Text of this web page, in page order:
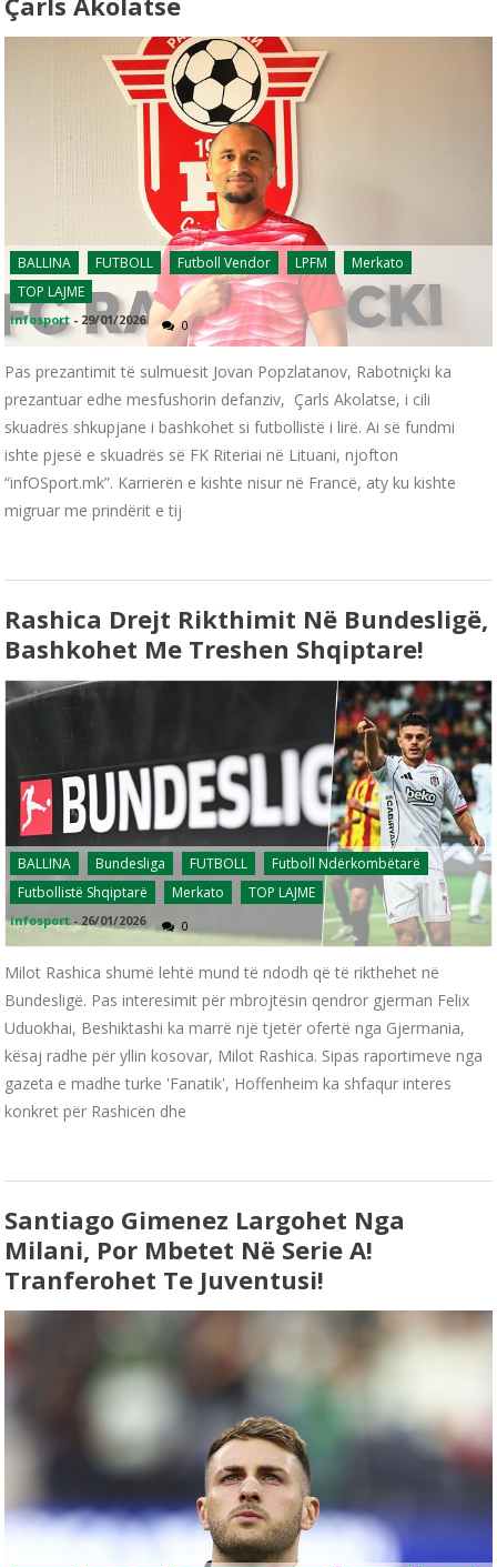
BALLINA FUTBOLL Futboll Vendor LPFM
Merkato
TOP LAJME
infosport - 29/01/2026 0
Pas prezantimit të sulmuesit Jovan Popzlatanov, Rabotniçki ka
prezantuar edhe mesfushorin defanziv, Çarls Akolatse, i cili
skuadrës shkupjane i bashkohet si futbollistë i lirë. Ai së fundmi
ishte pjesë e skuadrës së FK Riteriai në Lituani, njofton
“infOSport.mk”. Karrierën e kishte nisur në Francë, aty ku kishte
migruar me prindërit e tij
Rashica Drejt Rikthimit Në Bundesligë,
Bashkohet Me Treshen Shqiptare!
BALLINA Bundesliga FUTBOLL
Futboll Ndërkombëtarë
Futbollistë Shqiptarë
Merkato TOP LAJME
infosport - 26/01/2026 0
Milot Rashica shumë lehtë mund të ndodh që të rikthehet në
Bundesligë. Pas interesimit për mbrojtësin qendror gjerman Felix
Uduokhai, Beshiktashi ka marrë një tjetër ofertë nga Gjermania,
kësaj radhe për yllin kosovar, Milot Rashica. Sipas raportimeve nga
gazeta e madhe turke 'Fanatik', Hoffenheim ka shfaqur interes
konkret për Rashicën dhe
Santiago Gimenez Largohet Nga
Milani, Por Mbetet Në Serie A!
Tranferohet Te Juventusi!